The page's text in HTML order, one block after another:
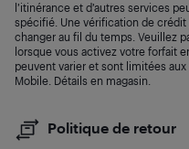
l’itinérance et d’autres services
spécifié. Une vérification de
changer au fil du temps. Veuillez
lorsque vous activez votre forfait
peuvent varier et sont limitées
Mobile. Détails en magasin.
Politique de retour